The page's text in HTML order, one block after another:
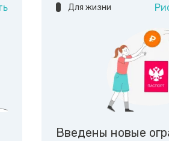
Для жизни
Введены новые